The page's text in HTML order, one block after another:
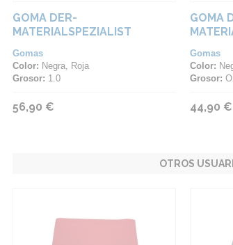
GOMA DER-
MATERIALSPEZIALIST
Gomas
Color: Negra, Roja
Grosor: 1.0
56,90 €
GOMA
Gomas
Color:
Grosor:
44,90 €
OTROS